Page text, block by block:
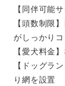
【同伴可能
【頭数制限
がしっかり
【愛犬料金
【ドッグラ
り網を設置